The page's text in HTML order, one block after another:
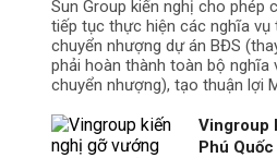
Sun Group kiến nghị cho phép
tiếp tục thực hiện các nghĩa
chuyển nhượng dự án BĐS
phải hoàn thành toàn bộ
chuyển nhượng), tạo thuận lợi
Vingroup
Phú Quốc